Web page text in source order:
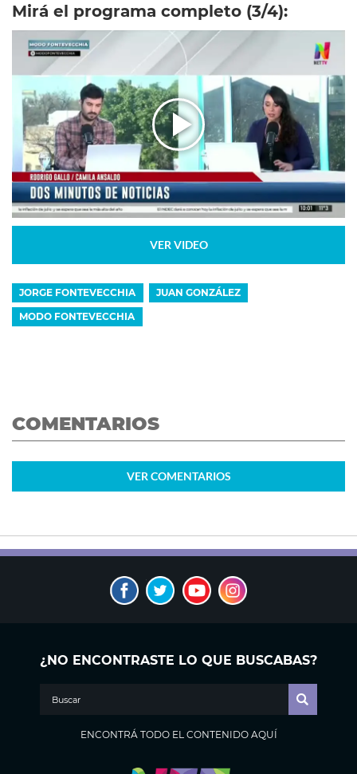
Mirá el programa completo (3/4):
VER VIDEO
JORGE FONTEVECCHIA JUAN GONZÁLEZ
MODO FONTEVECCHIA
COMENTARIOS
VER COMENTARIOS
¿NO ENCONTRASTE LO QUE BUSCABAS?
ENCONTRÁ TODO EL CONTENIDO AQUÍ